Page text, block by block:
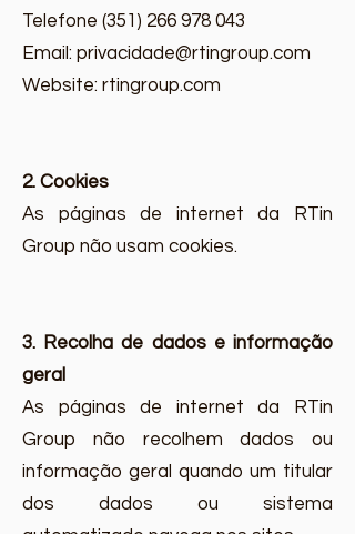
Telefone (351) 266 978 043
Email: privacidade@rtingroup.com
Website: rtingroup.com
2. Cookies
As páginas de internet da RTin
Group não usam cookies.
3. Recolha de dados e informação
geral
As páginas de internet da RTin
Group não recolhem dados ou
informação geral quando um titular
dos dados ou sistema